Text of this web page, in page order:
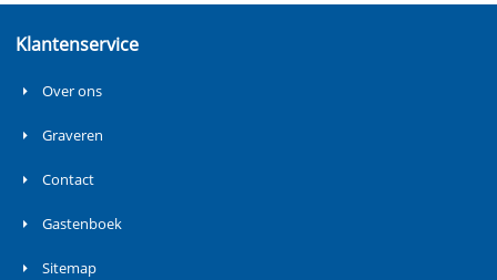
Klantenservice
Over ons
Graveren
Contact
Gastenboek
Sitemap